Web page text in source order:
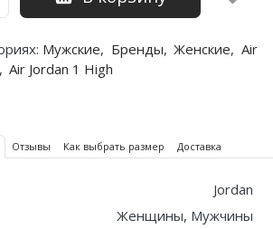
Мужские, Бренды, Женские, Air
, Air Jordan 1 High
Отзывы Как выбрать размер Доставка
Jordan
Женщины, Мужчины